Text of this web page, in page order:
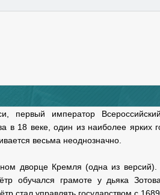
первый император
в 18 веке, один из наиболее ярких
весьма неоднозначно.
дворце Кремля (одна из
обучался грамоте у дьяка